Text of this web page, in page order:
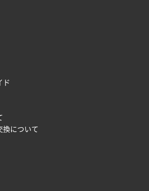
03:31
押し紙袋 M横サイズ(A4対応)
10:39
晴らしい
トリーム 07
14:04
ド
換について